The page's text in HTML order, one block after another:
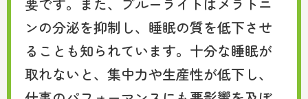
ンの分泌を抑制し、睡眠の質を低下させ
ることも知られています。十分な睡眠が
取れないと、集中力や生産性が低下し、